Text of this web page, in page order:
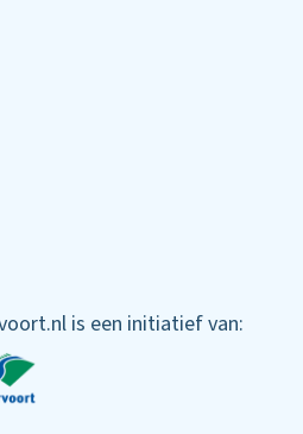
is een initiatief van: